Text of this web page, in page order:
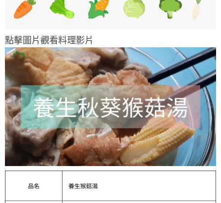
點擊圖片觀看料理影片